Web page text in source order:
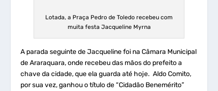
Lotada, a Praça Pedro de Toledo recebeu com
muita festa Jacqueline Myrna
A parada seguinte de Jacqueline foi na Câmara Municipal
de Araraquara, onde recebeu das mãos do prefeito a
chave da cidade, que ela guarda até hoje. Aldo Comito,
por sua vez, ganhou o título de “Cidadão Benemérito”